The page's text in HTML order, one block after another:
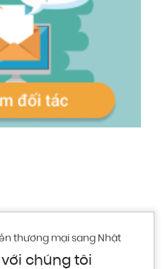
thương mại sang Nhật
với chúng tôi